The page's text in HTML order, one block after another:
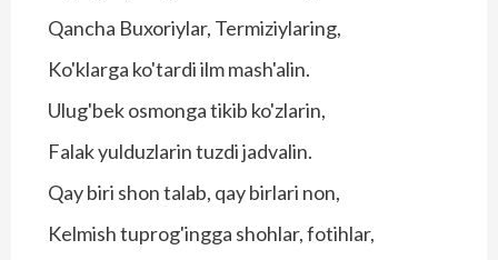
Qancha Buxoriylar, Termiziylaring,
Ko'klarga ko'tardi ilm mash'alin.
Ulug'bek osmonga tikib ko'zlarin,
Falak yulduzlarin tuzdi jadvalin.
Qay biri shon talab, qay birlari non,
Kelmish tuprog'ingga shohlar, fotihlar,